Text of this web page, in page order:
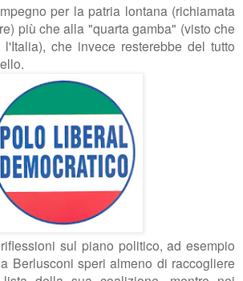
per la patria lontana (richiamata
più che alla "quarta gamba" (visto che
che invece resterebbe del tutto
sul piano politico, ad esempio
Berlusconi speri almeno di raccogliere